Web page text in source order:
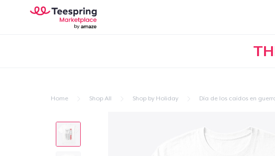
Home Shop All Shop by Holiday Día de los caídos en